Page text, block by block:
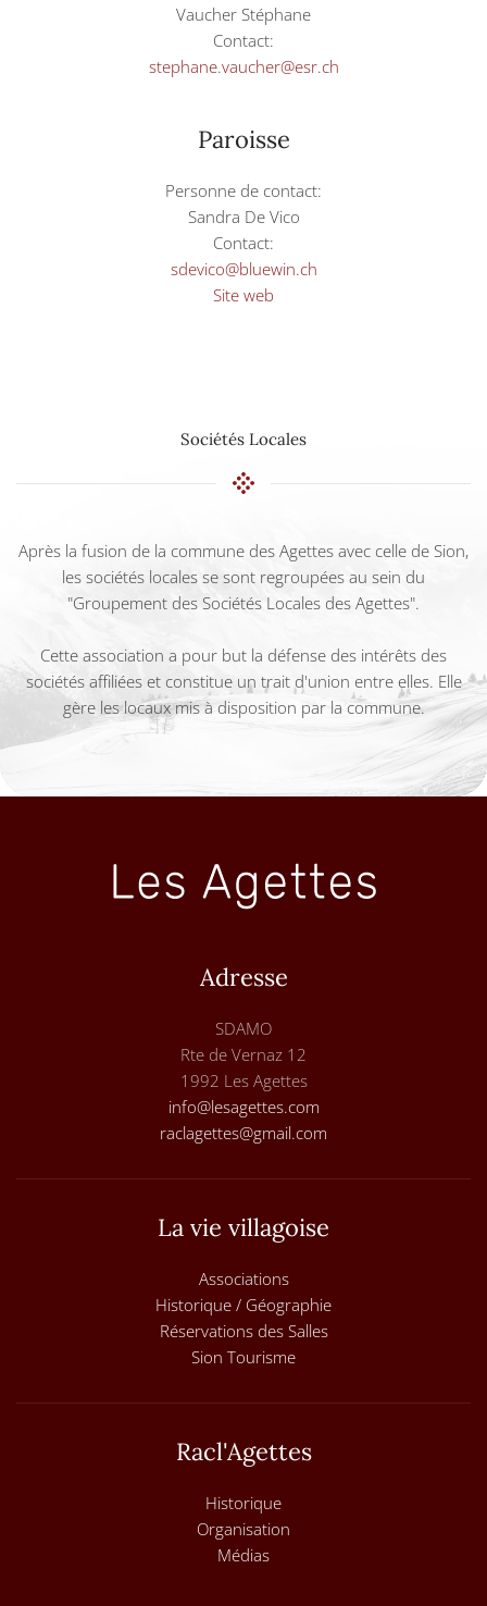
Vaucher Stéphane
Contact:
stephane.vaucher@esr.ch
Paroisse
Personne de contact:
Sandra De Vico
Contact:
sdevico@bluewin.ch
Site web
Sociétés Locales
Après la fusion de la commune des Agettes avec celle de Sion,
les sociétés locales se sont regroupées au sein du
"Groupement des Sociétés Locales des Agettes".
Cette association a pour but la défense des intérêts des
sociétés affiliées et constitue un trait d'union entre elles. Elle
gère les locaux mis à disposition par la commune.
Adresse
SDAMO
Rte de Vernaz 12
1992 Les Agettes
info@lesagettes.com
raclagettes@gmail.com
La vie villagoise
Associations
Historique / Géographie
Réservations des Salles
Sion Tourisme
Racl'Agettes
Historique
Organisation
Médias